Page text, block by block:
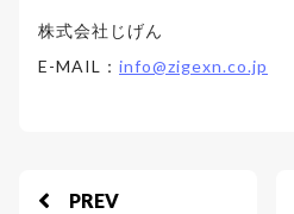
株式会社じげん
E-MAIL： info@zigexn.co.jp
PREV